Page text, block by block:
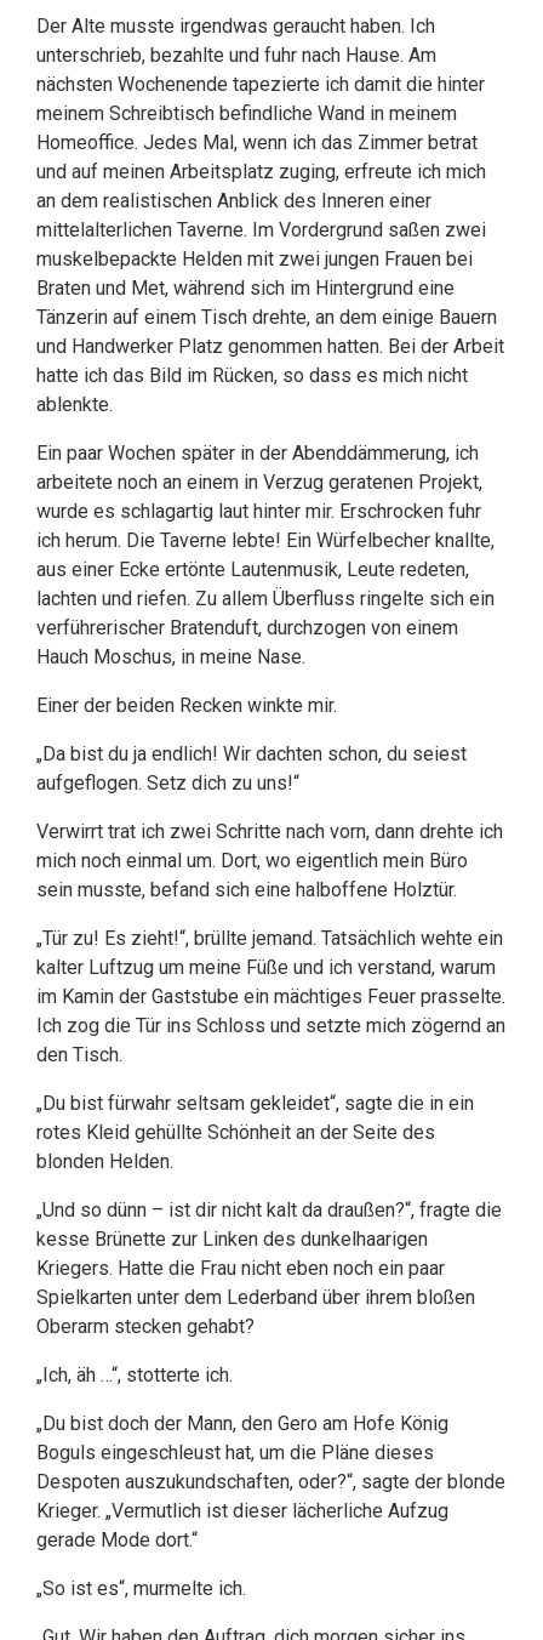
Der Alte musste irgendwas geraucht haben. Ich
unterschrieb, bezahlte und fuhr nach Hause. Am
nächsten Wochenende tapezierte ich damit die hinter
meinem Schreibtisch befindliche Wand in meinem
Homeoffice. Jedes Mal, wenn ich das Zimmer betrat
und auf meinen Arbeitsplatz zuging, erfreute ich mich
an dem realistischen Anblick des Inneren einer
mittelalterlichen Taverne. Im Vordergrund saßen zwei
muskelbepackte Helden mit zwei jungen Frauen bei
Braten und Met, während sich im Hintergrund eine
Tänzerin auf einem Tisch drehte, an dem einige Bauern
und Handwerker Platz genommen hatten. Bei der Arbeit
hatte ich das Bild im Rücken, so dass es mich nicht
ablenkte.
Ein paar Wochen später in der Abenddämmerung, ich
arbeitete noch an einem in Verzug geratenen Projekt,
wurde es schlagartig laut hinter mir. Erschrocken fuhr
ich herum. Die Taverne lebte! Ein Würfelbecher knallte,
aus einer Ecke ertönte Lautenmusik, Leute redeten,
lachten und riefen. Zu allem Überfluss ringelte sich ein
verführerischer Bratenduft, durchzogen von einem
Hauch Moschus, in meine Nase.
Einer der beiden Recken winkte mir.
„Da bist du ja endlich! Wir dachten schon, du seiest
aufgeflogen. Setz dich zu uns!“
Verwirrt trat ich zwei Schritte nach vorn, dann drehte ich
mich noch einmal um. Dort, wo eigentlich mein Büro
sein musste, befand sich eine halboffene Holztür.
„Tür zu! Es zieht!“, brüllte jemand. Tatsächlich wehte ein
kalter Luftzug um meine Füße und ich verstand, warum
im Kamin der Gaststube ein mächtiges Feuer prasselte.
Ich zog die Tür ins Schloss und setzte mich zögernd an
den Tisch.
„Du bist fürwahr seltsam gekleidet“, sagte die in ein
rotes Kleid gehüllte Schönheit an der Seite des
blonden Helden.
„Und so dünn – ist dir nicht kalt da draußen?“, fragte die
kesse Brünette zur Linken des dunkelhaarigen
Kriegers. Hatte die Frau nicht eben noch ein paar
Spielkarten unter dem Lederband über ihrem bloßen
Oberarm stecken gehabt?
„Ich, äh …“, stotterte ich.
„Du bist doch der Mann, den Gero am Hofe König
Boguls eingeschleust hat, um die Pläne dieses
Despoten auszukundschaften, oder?“, sagte der blonde
Krieger. „Vermutlich ist dieser lächerliche Aufzug
gerade Mode dort.“
„So ist es“, murmelte ich.